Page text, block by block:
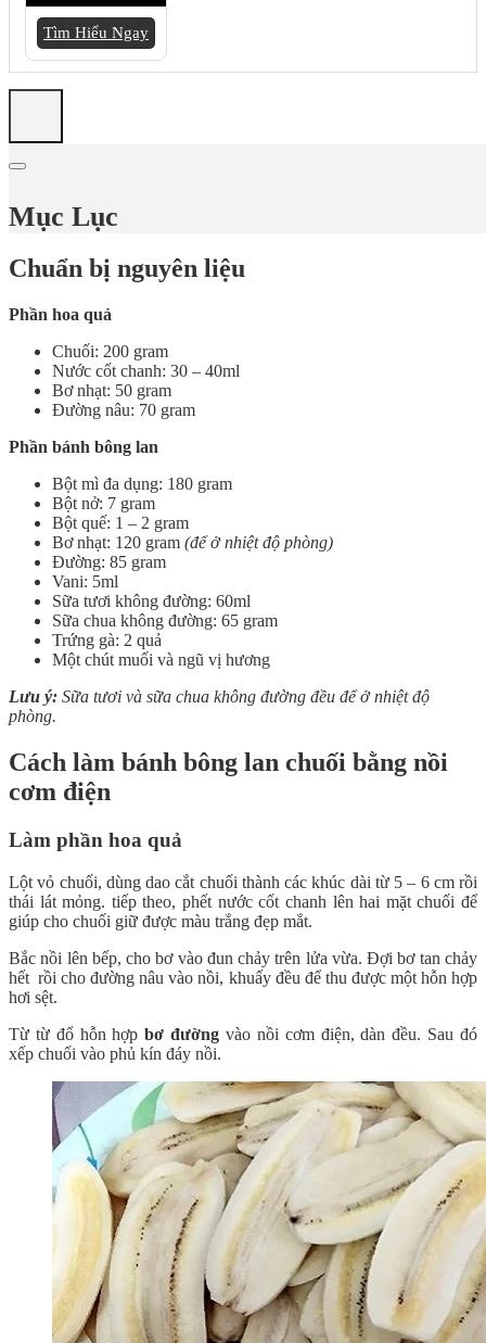
Tìm Hiểu Ngay
Mục Lục
Chuẩn bị nguyên liệu
Phần hoa quả
Chuối: 200 gram
Nước cốt chanh: 30 – 40ml
Bơ nhạt: 50 gram
Đường nâu: 70 gram
Phần bánh bông lan
Bột mì đa dụng: 180 gram
Bột nở: 7 gram
Bột quế: 1 – 2 gram
Bơ nhạt: 120 gram (để ở nhiệt độ phòng)
Đường: 85 gram
Vani: 5ml
Sữa tươi không đường: 60ml
Sữa chua không đường: 65 gram
Trứng gà: 2 quả
Một chút muối và ngũ vị hương
Lưu ý: Sữa tươi và sữa chua không đường đều để ở nhiệt độ
phòng.
Cách làm bánh bông lan chuối bằng nồi
cơm điện
Làm phần hoa quả
Lột vỏ chuối, dùng dao cắt chuối thành các khúc dài từ 5 – 6 cm rồi
thái lát mỏng. tiếp theo, phết nước cốt chanh lên hai mặt chuối để
giúp cho chuối giữ được màu trắng đẹp mắt.
Bắc nồi lên bếp, cho bơ vào đun chảy trên lửa vừa. Đợi bơ tan chảy
hết rồi cho đường nâu vào nồi, khuấy đều để thu được một hỗn hợp
hơi sệt.
Từ từ đổ hỗn hợpbơ đường vào nồi cơm điện, dàn đều. Sau đó
xếp chuối vào phủ kín đáy nồi.